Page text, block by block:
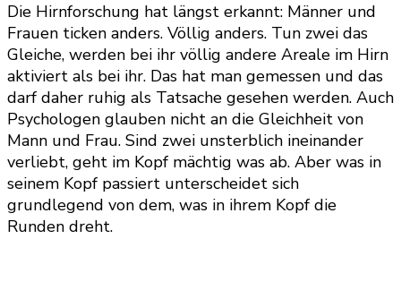
Die Hirnforschung hat längst erkannt: Männer und
Frauen ticken anders. Völlig anders. Tun zwei das
Gleiche, werden bei ihr völlig andere Areale im Hirn
aktiviert als bei ihr. Das hat man gemessen und das
darf daher ruhig als Tatsache gesehen werden. Auch
Psychologen glauben nicht an die Gleichheit von
Mann und Frau. Sind zwei unsterblich ineinander
verliebt, geht im Kopf mächtig was ab. Aber was in
seinem Kopf passiert unterscheidet sich
grundlegend von dem, was in ihrem Kopf die
Runden dreht.